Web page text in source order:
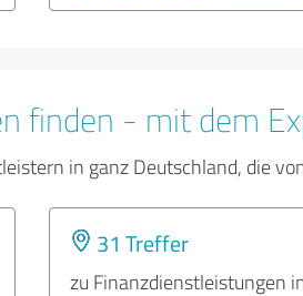
finden - mit dem
in ganz Deutschland, die
31 Treffer
zu Finanzdienstleistungen